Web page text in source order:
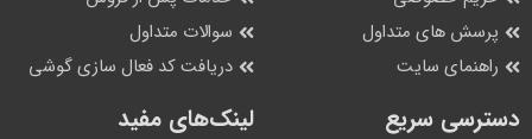
پرسش های متداول
راهنمای سایت
سوالات متداول
دریافت کد فعال سازی گوشی
دسترسی سریع لینک‌های مفید